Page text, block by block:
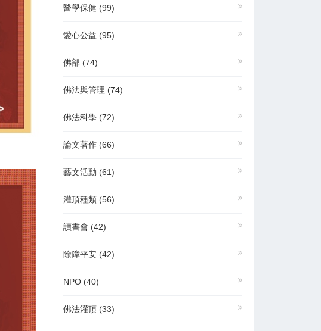
醫學保健 (99)
愛心公益 (95)
佛部 (74)
佛法與管理 (74)
佛法科學 (72)
論文著作 (66)
藝文活動 (61)
灌頂種類 (56)
讀書會 (42)
除障平安 (42)
NPO (40)
佛法灌頂 (33)